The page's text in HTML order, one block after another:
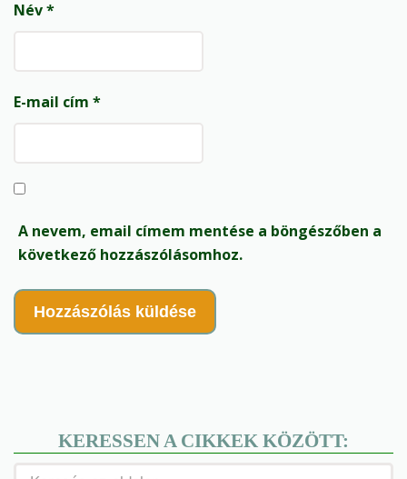
Név*
E-mail cím *
A nevem, email címem mentése a böngészőben a
következő hozzászólásomhoz.
KERESSEN A CIKKEK KÖZÖTT: